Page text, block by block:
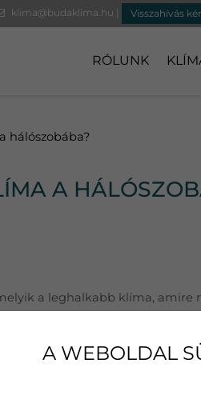
klima@budaklima.hu | Visszahívás
RÓLUNK
hálószobába?
A
a leghalkabb klíma, amire
A WEBOLDAL